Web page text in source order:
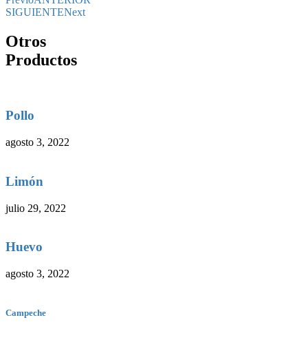
SIGUIENTENext
Otros
Productos
Pollo
agosto 3, 2022
Limón
julio 29, 2022
Huevo
agosto 3, 2022
Campeche